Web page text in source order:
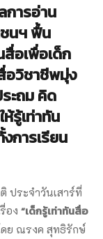
ารอ่าน
นฯ ฟื้น
สื่อเพื่อเด็ก
วิชาชีพมุ่ง
ะถมคิด
ห้รู้เท่าทัน
การเรียน
ประจำวันเสาร์ที่
อง “เด็กรู้เท่าทันสื่อ
ดย ณรงค สุทธิรักษ์